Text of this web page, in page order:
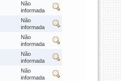
Não
informada
Não
informada
Não
informada
Não
informada
Não
informada